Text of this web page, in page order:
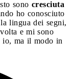
sono cresciuta
ho conosciuto
lingua dei segni,
e mi sono
io, ma il modo in